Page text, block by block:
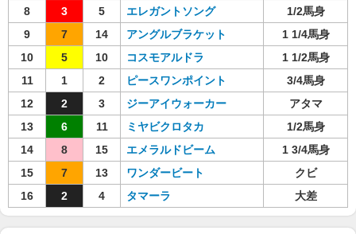
8
3 5 エレガントソング
1/2馬身
9
7 14 アングルブラケット
1 1/4馬身
10
5 10 コスモアルドラ
1 1/2馬身
11
1 2 ピースワンポイント
3/4馬身
12
2 3 ジーアイウォーカー
アタマ
13
6 11 ミヤビクロタカ
1/2馬身
14
8 15 エメラルドビーム
1 3/4馬身
15
7 13 ワンダービート
クビ
16
2 4 タマーラ 大差